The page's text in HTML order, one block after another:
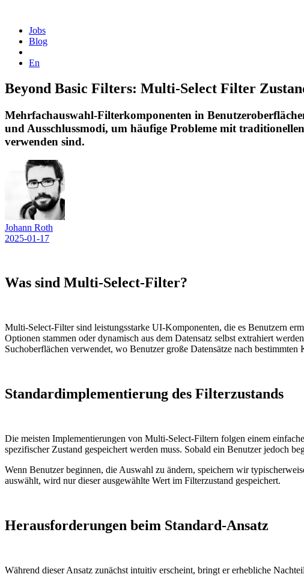
Jobs
Blog
En
Beyond Basic Filters: Multi-Select Filter
Mehrfachauswahl-Filterkomponenten in
und Ausschlussmodi, um häufige Probleme mit
verwenden sind.
Johann Roth
2025-01-17
Was sind Multi-Select-Filter?
Multi-Select-Filter sind leistungsstarke UI-Komponenten, die es Benutzern
Optionen stammen oder dynamisch aus dem Datensatz selbst extrahiert
Suchoberflächen verwendet, wo Benutzer große Datensätze nach bestimmten
Standardimplementierung des Filterzustands
Die meisten Implementierungen von Multi-Select-Filtern folgen einem
spezifischer Zustand gespeichert werden muss. Sobald ein Benutzer jedoch
Wenn Benutzer beginnen, die Auswahl zu ändern, speichern wir
auswählt, wird nur dieser ausgewählte Wert im Filterzustand gespeichert.
Herausforderungen beim Standard-Ansatz
Während dieser Ansatz zunächst intuitiv erscheint, bringt er erhebliche